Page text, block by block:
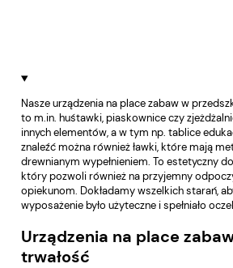
Nasze urządzenia na place zabaw w
to m.in. huśtawki, piaskownice czy
innych elementów, a w tym np. tablice
znaleźć można również ławki, które mają
drewnianym wypełnieniem. To estetyczny
który pozwoli również na przyjemny
opiekunom. Dokładamy wszelkich starań,
wyposażenie było użyteczne i spełniało
Urządzenia na place
trwałość